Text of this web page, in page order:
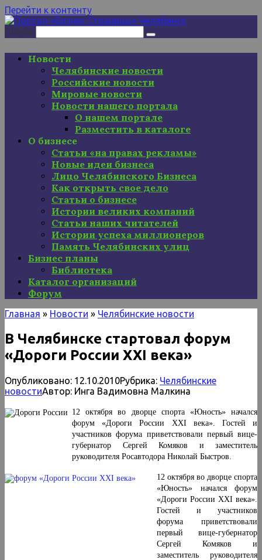
Перейти к контенту
Поиск:
Новости
Челябинские новости
Российские новости
Мировые новости
Новости нашего портала
О нашем портале
Разместить в каталоге
О бизнесе
Статьи «на правах рекламы»
Новые идеи бизнеса
Лицо Челябинского Бизнеса
Как открыть свое дело
Статьи о бизнесе
Истории великих компаний
Статьи наших читателей
Истории успеха миллионеров
Память Челябинских улиц
Бизнес планы
Библиотека
Каталог организаций
Форум
Главная » Новости » Челябинские новости
В Челябинске стартовал форум
«Дороги России ХХI века»
Опубликовано: 12.10.2010Рубрика: Челябинские
новостиАвтор: Инга Вадимовна Малкина
12 октября во дворце спорта «Юность» начался
форум «Дороги России ХХI века». Гостей и
участников форума приветствовали первый вице-
губернатор Сергей Комяков и заместитель
руководителя Росавтодора Николай Быстров.
12 октября во дворце спорта
«Юность» начался форум
«Дороги России ХХI века».
Гостей и участников
форума приветствовали
первый вице-губернатор
Сергей Комяков и
заместитель руководителя